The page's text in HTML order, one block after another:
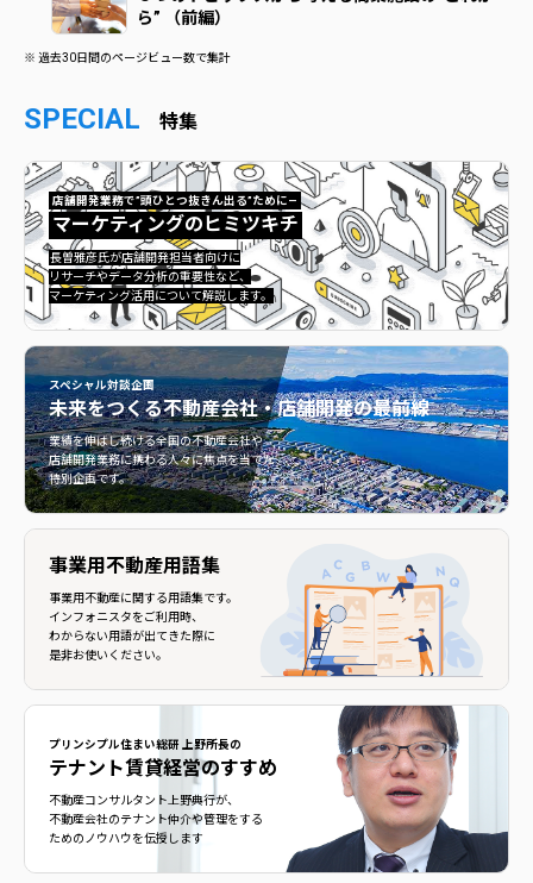
ら” （前編）
※ 過去30日間のページビュー数で集計
SPECIAL 特集
店舗開発業務で”頭ひとつ抜きん出る”ために—
マーケティングのヒミツキチ
長曽雅彦氏が店舗開発担当者向けに
リサーチやデータ分析の重要性など、
マーケティング活用について解説します。
マーケティングのヒミツキチ">
スペシャル対談企画
未来をつくる不動産会社・店舗開発の最前線
業績を伸ばし続ける全国の不動産会社や
店舗開発業務に携わる人々に焦点を当てた
特別企画です。
不動産会社・店舗開発の最前線">
事業用不動産用語集
事業用不動産に関する用語集です。
インフォニスタをご利用時、
わからない用語が出てきた際に
是非お使いください。
プリンシプル住まい総研 上野所長の
テナント賃貸経営のすすめ
不動産コンサルタント上野典行が、
不動産会社のテナント仲介や管理をする
ためのノウハウを伝授します